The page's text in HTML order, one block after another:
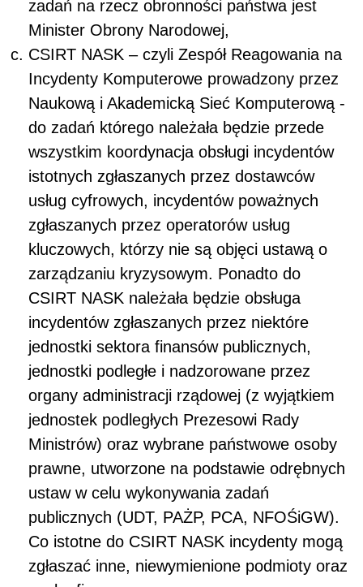
zadań na rzecz obronności państwa jest
Minister Obrony Narodowej,
CSIRT NASK – czyli Zespół Reagowania na
Incydenty Komputerowe prowadzony przez
Naukową i Akademicką Sieć Komputerową -
do zadań którego należała będzie przede
wszystkim koordynacja obsługi incydentów
istotnych zgłaszanych przez dostawców
usług cyfrowych, incydentów poważnych
zgłaszanych przez operatorów usług
kluczowych, którzy nie są objęci ustawą o
zarządzaniu kryzysowym. Ponadto do
CSIRT NASK należała będzie obsługa
incydentów zgłaszanych przez niektóre
jednostki sektora finansów publicznych,
jednostki podległe i nadzorowane przez
organy administracji rządowej (z wyjątkiem
jednostek podległych Prezesowi Rady
Ministrów) oraz wybrane państwowe osoby
prawne, utworzone na podstawie odrębnych
ustaw w celu wykonywania zadań
publicznych (UDT, PAŻP, PCA, NFOŚiGW).
Co istotne do CSIRT NASK incydenty mogą
zgłaszać inne, niewymienione podmioty oraz